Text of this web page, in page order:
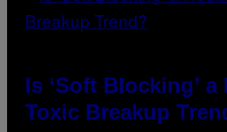
Is ‘Soft Blocking’
Toxic Breakup